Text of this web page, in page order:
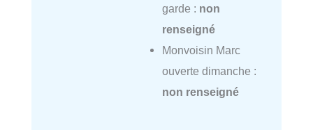
garde : non
renseigné
Monvoisin Marc
ouverte dimanche :
non renseigné